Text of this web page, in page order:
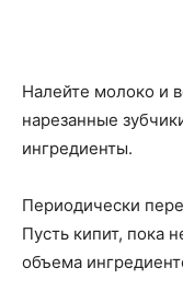
Налейте молоко и
нарезанные
ингредиенты.
Периодически
Пусть кипит, пока
объема